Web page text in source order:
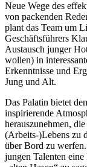
Neue Wege des
von packenden
plant das Team um
Geschäftsführers
Austausch junger
wollen) in
Erkenntnisse und
Jung und Alt.
Das Palatin bietet
inspirierende
herauszunehmen,
(Arbeits-)Lebens zu
über Bord zu
jungen Talenten